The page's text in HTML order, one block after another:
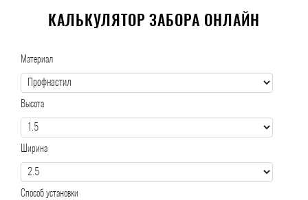
КАЛЬКУЛЯТОР ЗАБОРА ОНЛАЙН
Материал
Высота
Ширина
Способ установки